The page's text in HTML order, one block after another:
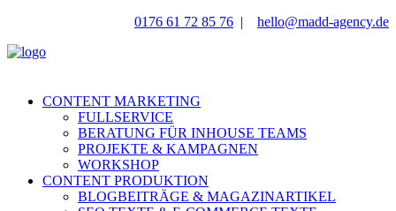
0176 61 72 85 76 | hello@madd-agency.de
CONTENT MARKETING
FULLSERVICE
BERATUNG FÜR INHOUSE TEAMS
PROJEKTE & KAMPAGNEN
WORKSHOP
CONTENT PRODUKTION
BLOGBEITRÄGE & MAGAZINARTIKEL